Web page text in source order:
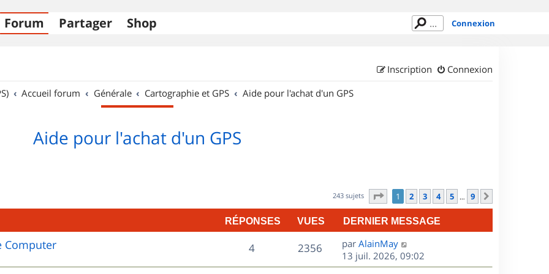
Forum Partager Shop Connexion
Connexion
Inscription
Accueil forum Générale Cartographie et GPS Aide pour l'achat d'un GPS
Aide pour l'achat d'un GPS
243 sujets Page sur9
1 2 3 4 5 … 9
RÉPONSES VUES DERNIER MESSAGE
Computer 4R
é
2356V
u
D
e
r
par AlainMay
13 juil. 2026, 09:02